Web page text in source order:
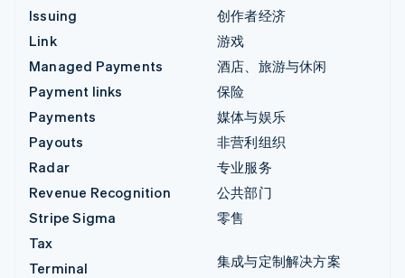
Issuing
Link
Managed Payments
Payment links
Payments
Payouts
Radar
Revenue Recognition
Stripe Sigma
Tax
Terminal
创作者经济
游戏
酒店、旅游与休闲
保险
媒体与娱乐
非营利组织
专业服务
公共部门
零售
集成与定制解决方案